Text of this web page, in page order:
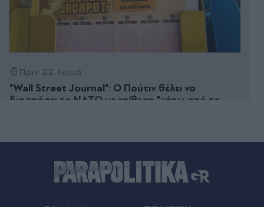
Πριν 22 λεπτά
"Wall Street Journal": Ο Πούτιν θέλει να
διασπάσει το ΝΑΤΟ με επίθεση "κάτω από το
Όρεγκον: Η κόρη του Κώστα Μπακογιάννη έκανε
πανελλήνιο ρεκόρ στα 100μ. με εμπόδια